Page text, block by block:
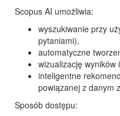
Scopus AI umożliwia:
wyszukiwanie przy
pytaniami),
automatyczne
wizualizację wyników
inteligentne
powiązanej z danym
Sposób dostępu: